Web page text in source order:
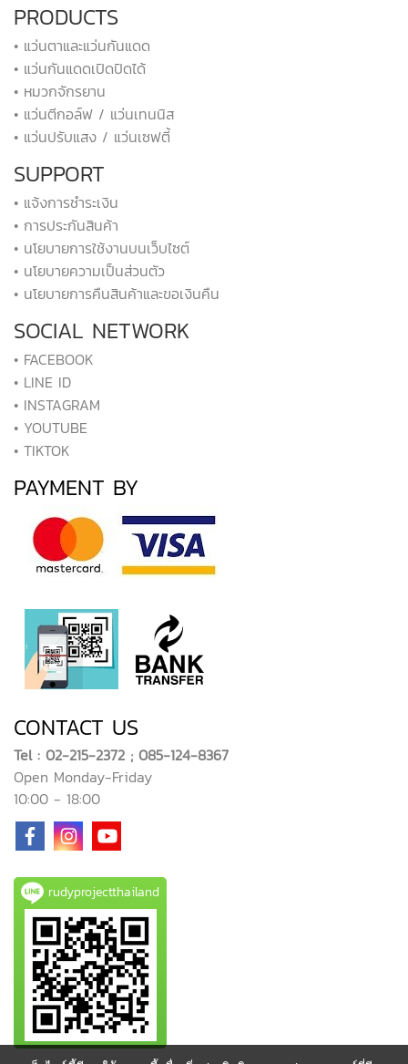
PRODUCTS
• แว่นตาและแว่นกันแดด
• แว่นกันแดดเปิดปิดได้
• หมวกจักรยาน
• แว่นตีกอล์ฟ / แว่นเทนนิส
• แว่นปรับแสง / แว่นเซฟตี้
SUPPORT
• แจ้งการชำระเงิน
• การประกันสินค้า
• นโยบายการใช้งานบนเว็บไซต์
• นโยบายความเป็นส่วนตัว
• นโยบายการคืนสินค้าและขอเงินคืน
SOCIAL NETWORK
• FACEBOOK
• LINE ID
• INSTAGRAM
• YOUTUBE
• TIKTOK
PAYMENT BY
CONTACT US
Tel : 02-215-2372 ; 085-124-8367
Open Monday-Friday
10:00 - 18:00
rudyprojectthailand